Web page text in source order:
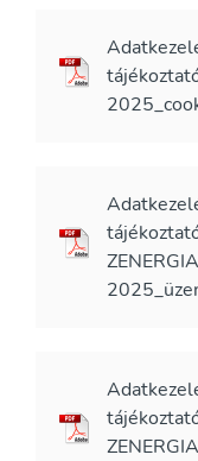
ZENERGIA